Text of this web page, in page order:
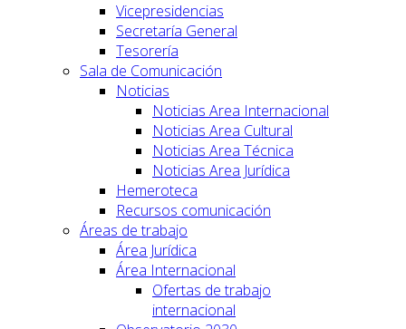
Vicepresidencias
Secretaría General
Tesorería
Sala de Comunicación
Noticias
Noticias Area Internacional
Noticias Area Cultural
Noticias Area Técnica
Noticias Area Jurídica
Hemeroteca
Recursos comunicación
Áreas de trabajo
Área Jurídica
Área Internacional
Ofertas de trabajo
internacional